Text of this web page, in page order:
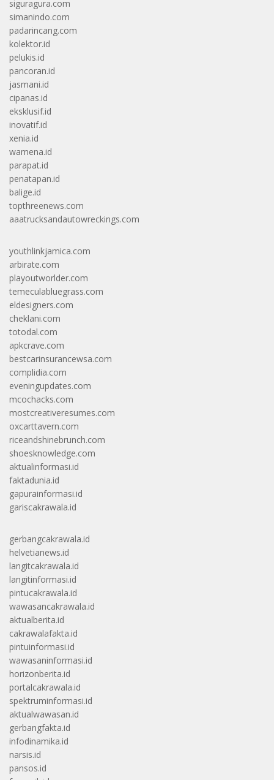
siguragura.com
simanindo.com
padarincang.com
kolektor.id
pelukis.id
pancoran.id
jasmani.id
cipanas.id
eksklusif.id
inovatif.id
xenia.id
wamena.id
parapat.id
penatapan.id
balige.id
topthreenews.com
aaatrucksandautowreckings.com
youthlinkjamica.com
arbirate.com
playoutworlder.com
temeculabluegrass.com
eldesigners.com
cheklani.com
totodal.com
apkcrave.com
bestcarinsurancewsa.com
complidia.com
eveningupdates.com
mcochacks.com
mostcreativeresumes.com
oxcarttavern.com
riceandshinebrunch.com
shoesknowledge.com
aktualinformasi.id
faktadunia.id
gapurainformasi.id
gariscakrawala.id
gerbangcakrawala.id
helvetianews.id
langitcakrawala.id
langitinformasi.id
pintucakrawala.id
wawasancakrawala.id
aktualberita.id
cakrawalafakta.id
pintuinformasi.id
wawasaninformasi.id
horizonberita.id
portalcakrawala.id
spektruminformasi.id
aktualwawasan.id
gerbangfakta.id
infodinamika.id
narsis.id
pansos.id